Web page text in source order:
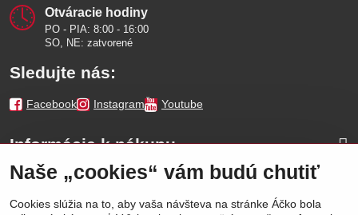
Otváracie hodiny
PO - PIA: 8:00 - 16:00
SO, NE: zatvorené
Sledujte nás:
Facebook Instagram Youtube
Informácie k nákupu
Naše značky
Naše „cookies“ vám budú chutiť
Cookies slúžia na to, aby vaša návšteva na stránke Áčko bola